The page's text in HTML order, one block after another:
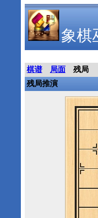
象棋
棋谱 局面
残局
残局推演